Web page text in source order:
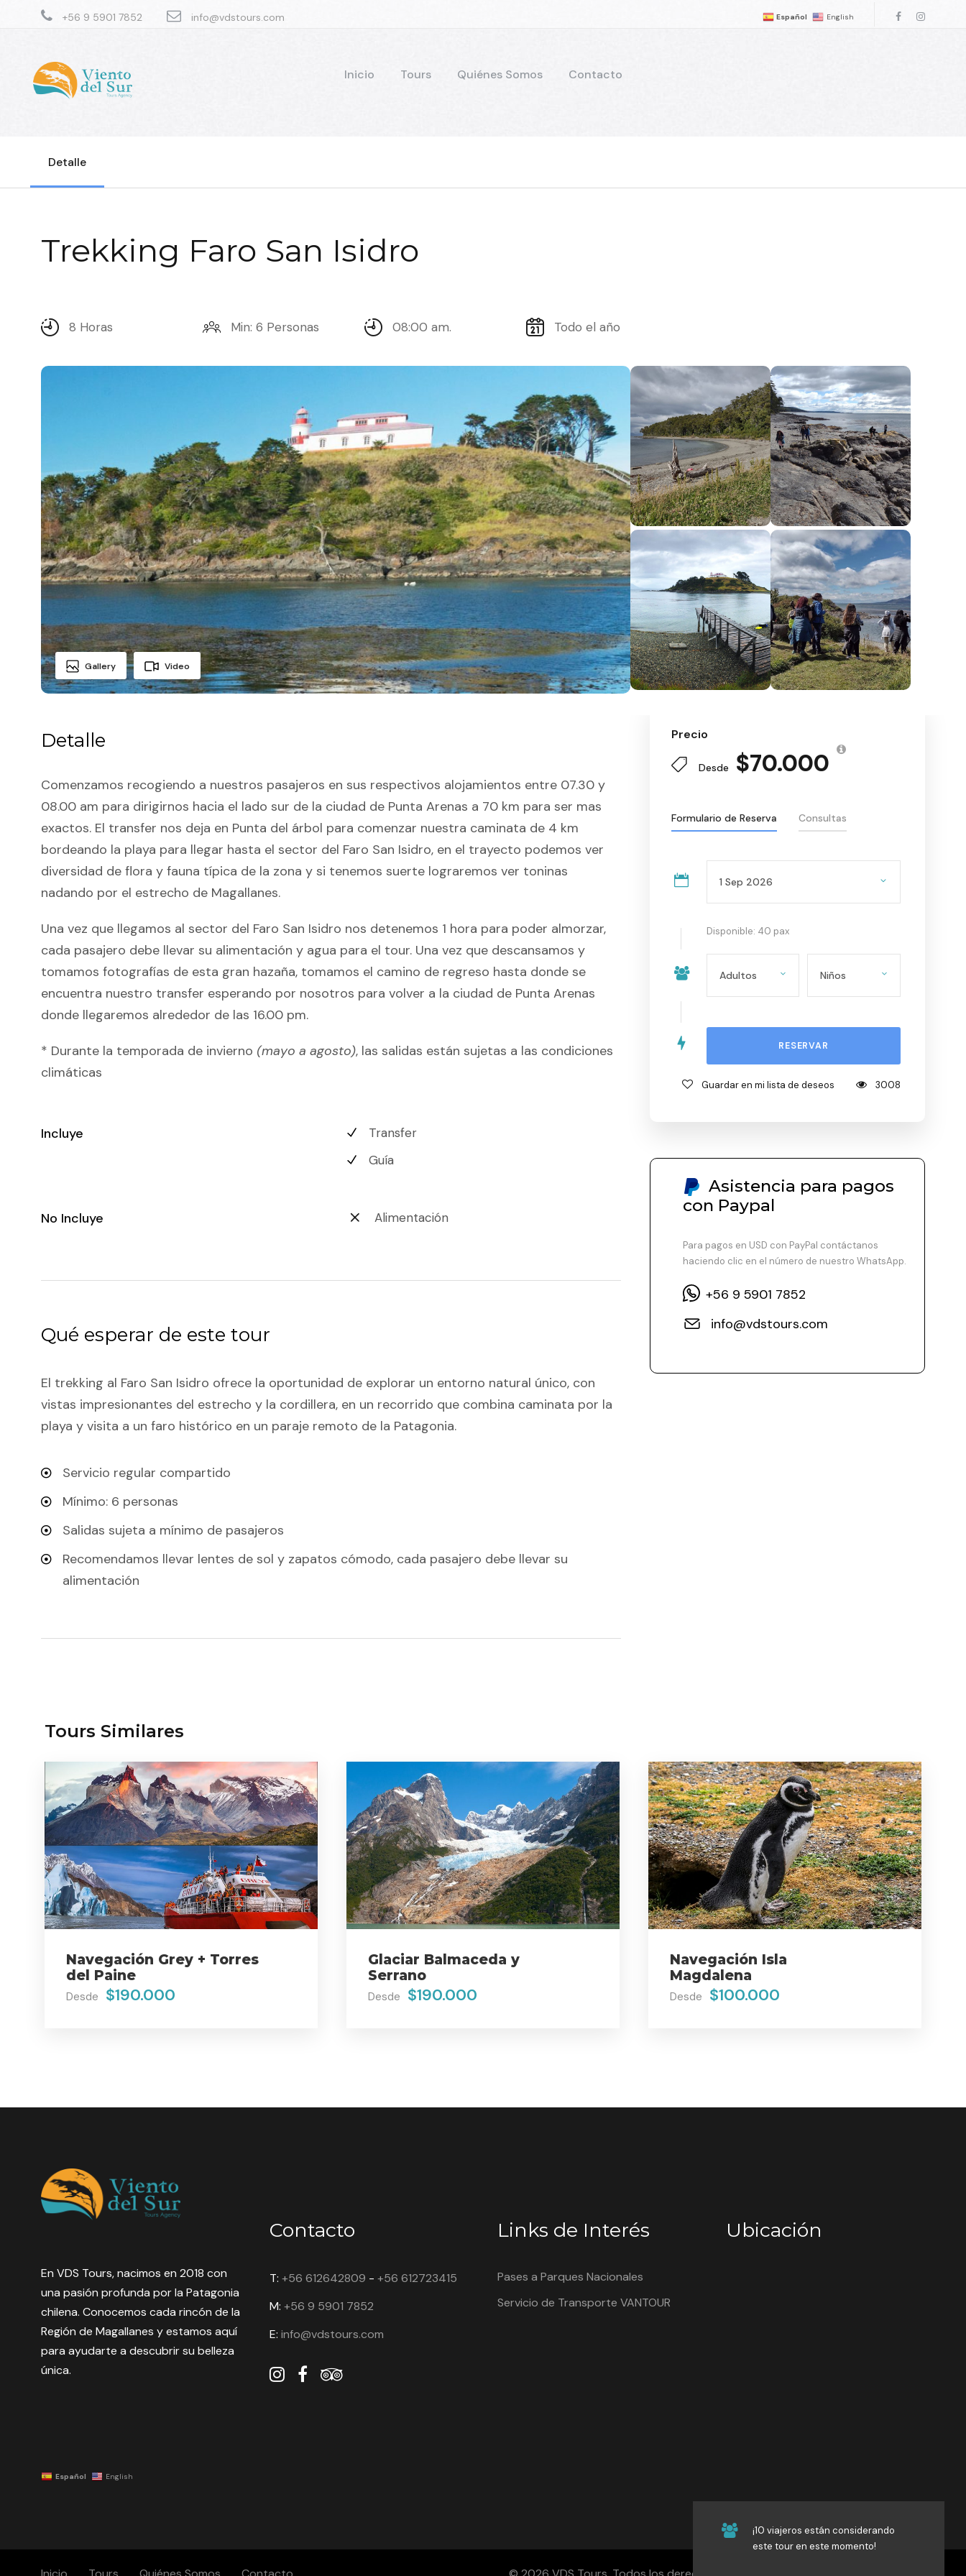
+56 9 5901 7852 info@vdstours.com Español English
Inicio Tours Quiénes Somos Contacto
Detalle
Trekking Faro San Isidro
8 Horas Min: 6 Personas 08:00 am. Todo el año
Gallery Video
Detalle
Comenzamos recogiendo a nuestros pasajeros en sus respectivos alojamientos entre 07.30 y
08.00 am para dirigirnos hacia el lado sur de la ciudad de Punta Arenas a 70 km para ser mas
exactos. El transfer nos deja en Punta del árbol para comenzar nuestra caminata de 4 km
bordeando la playa para llegar hasta el sector del Faro San Isidro, en el trayecto podemos ver
diversidad de flora y fauna típica de la zona y si tenemos suerte lograremos ver toninas
nadando por el estrecho de Magallanes.
Una vez que llegamos al sector del Faro San Isidro nos detenemos 1 hora para poder almorzar,
cada pasajero debe llevar su alimentación y agua para el tour. Una vez que descansamos y
tomamos fotografías de esta gran hazaña, tomamos el camino de regreso hasta donde se
encuentra nuestro transfer esperando por nosotros para volver a la ciudad de Punta Arenas
donde llegaremos alrededor de las 16.00 pm.
* Durante la temporada de invierno (mayo a agosto), las salidas están sujetas a las condiciones
climáticas
Incluye
Transfer
Guía
No Incluye Alimentación
Qué esperar de este tour
El trekking al Faro San Isidro ofrece la oportunidad de explorar un entorno natural único, con
vistas impresionantes del estrecho y la cordillera, en un recorrido que combina caminata por la
playa y visita a un faro histórico en un paraje remoto de la Patagonia.
Servicio regular compartido
Mínimo: 6 personas
Salidas sujeta a mínimo de pasajeros
Recomendamos llevar lentes de sol y zapatos cómodo, cada pasajero debe llevar su
alimentación
Precio
Desde $70.000
Formulario de Reserva Consultas
Disponible: 40 pax
Guardar en mi lista de deseos 3008
Asistencia para pagos
con Paypal
Para pagos en USD con PayPal contáctanos
haciendo clic en el número de nuestro WhatsApp.
+56 9 5901 7852
info@vdstours.com
Tours Similares
Navegación Grey + Torres
del Paine
Desde $190.000
Glaciar Balmaceda y
Serrano
Desde $190.000
Navegación Isla
Magdalena
Desde $100.000
¡10 viajeros están considerando
este tour en este momento!
En VDS Tours, nacimos en 2018 con
una pasión profunda por la Patagonia
chilena. Conocemos cada rincón de la
Región de Magallanes y estamos aquí
para ayudarte a descubrir su belleza
única.
Español English
Contacto
T: +56 612642809 - +56 612723415
M: +56 9 5901 7852
E: info@vdstours.com
Links de Interés
Pases a Parques Nacionales
Servicio de Transporte VANTOUR
Ubicación